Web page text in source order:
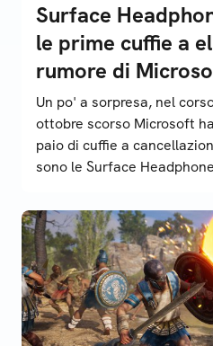
Surface
le prime cuffie a
rumore di
Un po' a sorpresa, nel
ottobre scorso Microsoft
paio di cuffie a
sono le Surface